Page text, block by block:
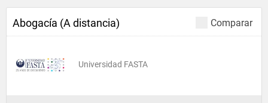
Comparar
Abogacía (A distancia)
Universidad FASTA